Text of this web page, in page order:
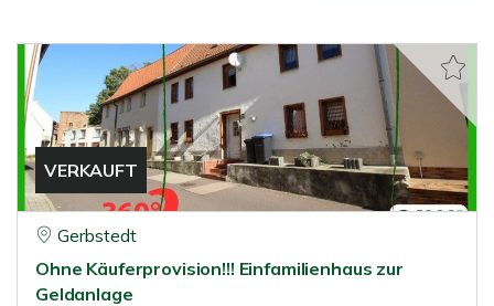
VERKAUFT
Gerbstedt
Ohne Käuferprovision!!! Einfamilienhaus zur
Geldanlage